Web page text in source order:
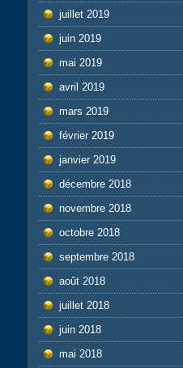
juillet 2019
juin 2019
mai 2019
avril 2019
mars 2019
février 2019
janvier 2019
décembre 2018
novembre 2018
octobre 2018
septembre 2018
août 2018
juillet 2018
juin 2018
mai 2018